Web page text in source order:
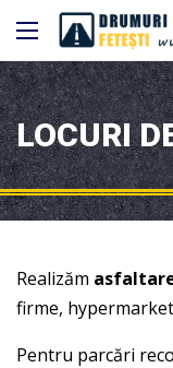
LOCURI
Realizăm
firme,
Pentru parcări